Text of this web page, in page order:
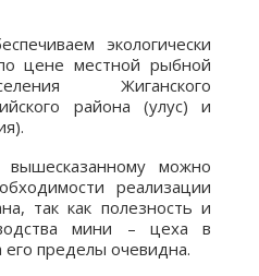
экологически
цене местной рыбной
Жиганского
района (улус) и
можно
реализации
так как полезность и
мини – цеха в
пределы очевидна.